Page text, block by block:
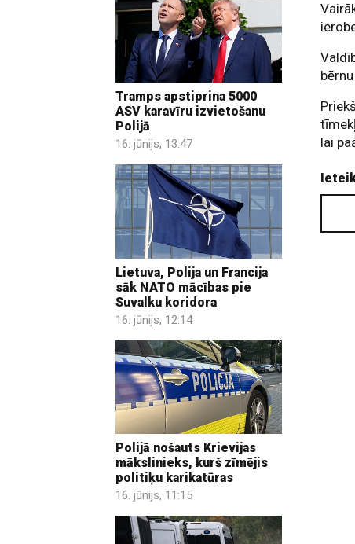
Tramps apstiprina 5000
ASV karavīru izvietošanu
Polijā
16. jūnijs, 13:47
Lietuva, Polija un Francija
sāk NATO mācības pie
Suvalku koridora
16. jūnijs, 12:14
Polijā nošauts Krievijas
mākslinieks, kurš zīmējis
politiķu karikatūras
16. jūnijs, 11:15
lai